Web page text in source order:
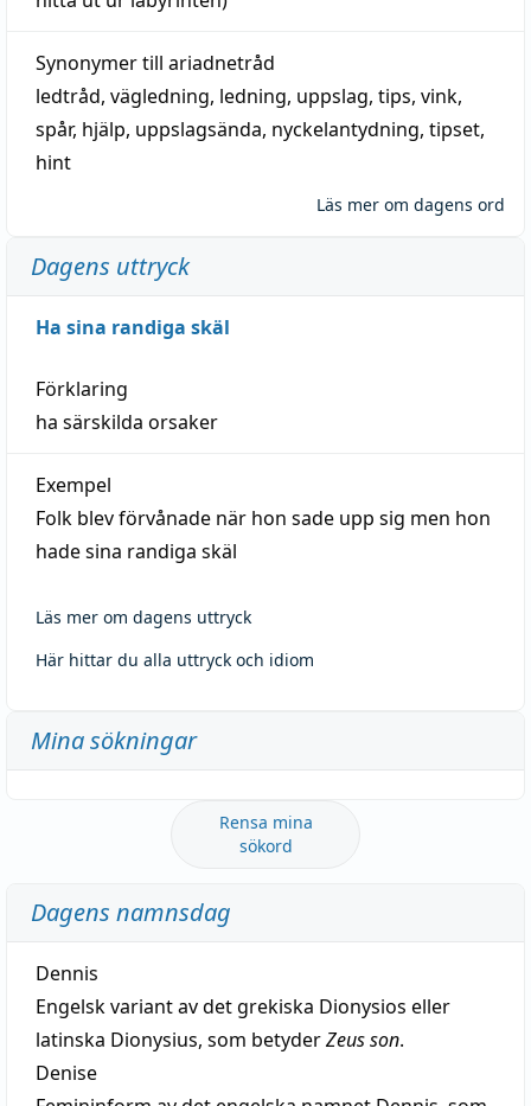
Synonymer till ariadnetråd
ledtråd, vägledning, ledning, uppslag, tips, vink,
spår, hjälp, uppslagsända, nyckelantydning, tipset,
hint
Läs mer om dagens ord
Dagens uttryck
Ha sina randiga skäl
Förklaring
ha särskilda orsaker
Exempel
Folk blev förvånade när hon sade upp sig men hon
hade sina randiga skäl
Läs mer om dagens uttryck
Här hittar du alla uttryck och idiom
Mina sökningar
Rensa mina
sökord
Dagens namnsdag
Dennis
Engelsk variant av det grekiska Dionysios eller
latinska Dionysius, som betyderZeus son.
Denise